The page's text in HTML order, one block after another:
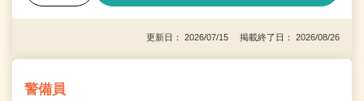
更新日： 2026/07/15 掲載終了日： 2026/08/26
警備員